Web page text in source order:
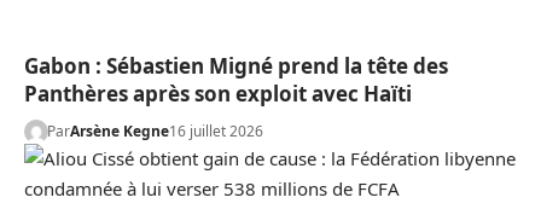
Gabon : Sébastien Migné prend la tête des
Panthères après son exploit avec Haïti
ParArsène Kegne16 juillet 2026